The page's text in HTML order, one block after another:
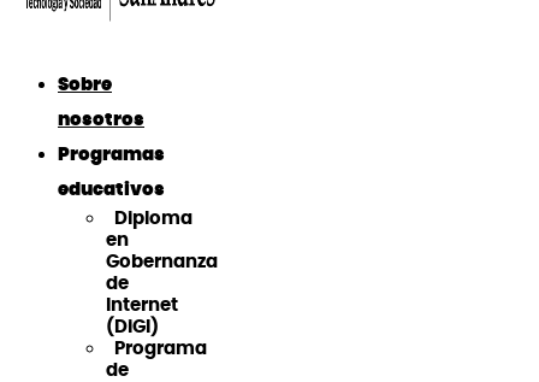
Sobre
nosotros
Programas
educativos
Diploma
en
Gobernanza
de
Internet
(DiGI)
Programa
de